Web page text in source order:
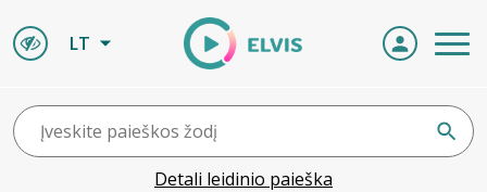
LT
Detali leidinio paieška